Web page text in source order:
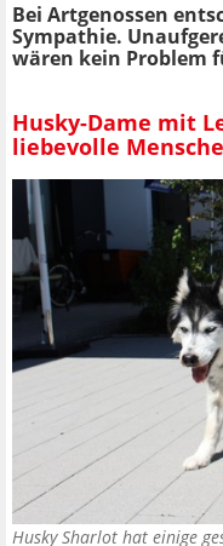
Bei Artgenossen
Sympathie.
wären kein Problem
Husky-Dame mit
liebevolle
Husky Sharlot hat einige